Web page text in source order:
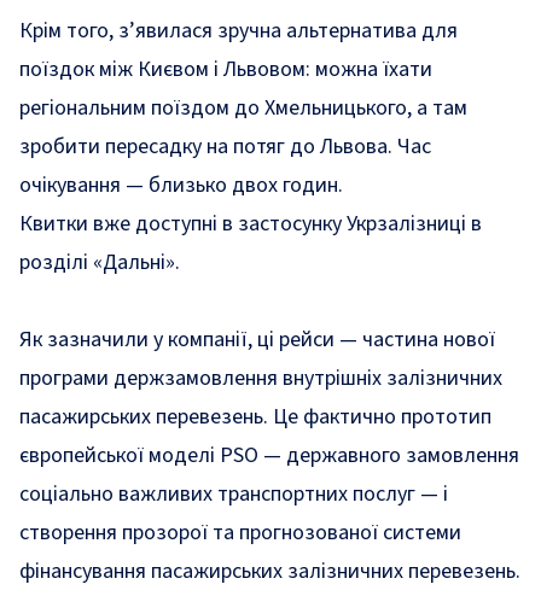
Крім того, з’явилася зручна альтернатива для
поїздок між Києвом і Львовом: можна їхати
регіональним поїздом до Хмельницького, а там
зробити пересадку на потяг до Львова. Час
очікування — близько двох годин.
Квитки вже доступні в застосунку Укрзалізниці в
розділі «Дальні».
Як зазначили у компанії, ці рейси — частина нової
програми держзамовлення внутрішніх залізничних
пасажирських перевезень. Це фактично прототип
європейської моделі PSO — державного замовлення
соціально важливих транспортних послуг — і
створення прозорої та прогнозованої системи
фінансування пасажирських залізничних перевезень.